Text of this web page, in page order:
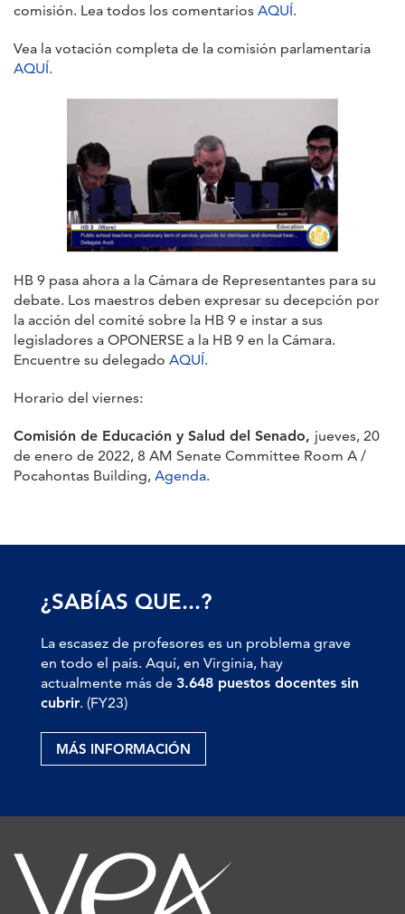
comisión. Lea todos los comentarios AQUÍ.
Vea la votación completa de la comisión parlamentaria
AQUÍ.
HB 9 pasa ahora a la Cámara de Representantes para su
debate. Los maestros deben expresar su decepción por
la acción del comité sobre la HB 9 e instar a sus
legisladores a OPONERSE a la HB 9 en la Cámara.
Encuentre su delegado AQUÍ.
Horario del viernes:
Comisión de Educación y Salud del Senado, jueves, 20
de enero de 2022, 8 AM Senate Committee Room A /
Pocahontas Building, Agenda.
¿SABÍAS QUE...?
La escasez de profesores es un problema grave
en todo el país. Aquí, en Virginia, hay
actualmente más de 3.648 puestos docentes sin
cubrir. (FY23)
MÁS INFORMACIÓN